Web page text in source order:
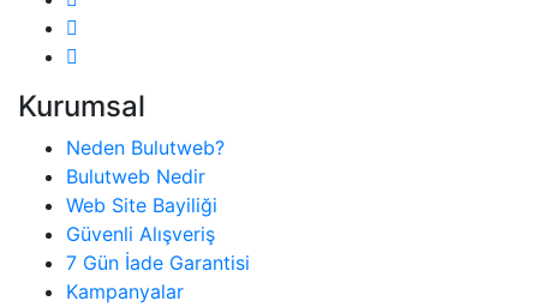
Kurumsal
Neden Bulutweb?
Bulutweb Nedir
Web Site Bayiliği
Güvenli Alışveriş
7 Gün İade Garantisi
Kampanyalar